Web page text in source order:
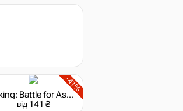
-41%
Viking: Battle for Asgard
від 141 ₴